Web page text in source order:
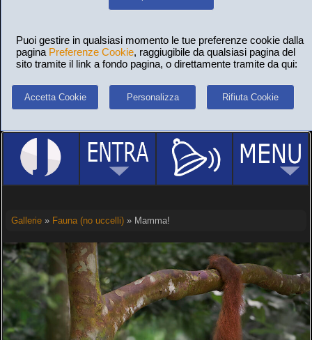
Puoi gestire in qualsiasi momento le tue preferenze cookie dalla
pagina Preferenze Cookie, raggiugibile da qualsiasi pagina del
sito tramite il link a fondo pagina, o direttamente tramite da qui:
Accetta Cookie Personalizza Rifiuta Cookie
Gallerie» Fauna (no uccelli)» Mamma!